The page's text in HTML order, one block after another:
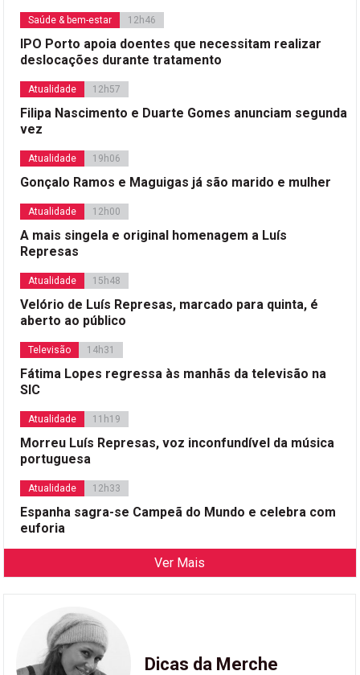
Saúde & bem-estar 12h46
IPO Porto apoia doentes que necessitam realizar
deslocações durante tratamento
Atualidade 12h57
Filipa Nascimento e Duarte Gomes anunciam segunda
vez
Atualidade 19h06
Gonçalo Ramos e Maguigas já são marido e mulher
Atualidade 12h00
A mais singela e original homenagem a Luís
Represas
Atualidade 15h48
Velório de Luís Represas, marcado para quinta, é
aberto ao público
Televisão 14h31
Fátima Lopes regressa às manhãs da televisão na
SIC
Atualidade 11h19
Morreu Luís Represas, voz inconfundível da música
portuguesa
Atualidade 12h33
Espanha sagra-se Campeã do Mundo e celebra com
euforia
Ver Mais
Dicas da Merche